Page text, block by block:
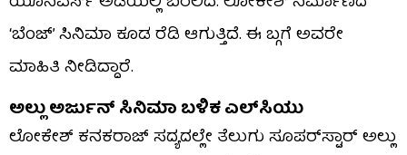
‘ಬೆಂಜ್’ ಸಿನಿಮಾ ಕೂಡ ರೆಡಿ ಆಗುತ್ತಿದೆ. ಈ ಬ್ಗಗೆ ಅವರೇ
ಮಾಹಿತಿ ನೀಡಿದ್ದಾರೆ.
ಅಲ್ಲು ಅರ್ಜುನ್ ಸಿನಿಮಾ ಬಳಿಕ ಎಲ್‌ಸಿಯು
ಲೋಕೇಶ್ ಕನಕರಾಜ್ ಸದ್ಯದಲ್ಲೇ ತೆಲುಗು ಸೂಪರ್‌ಸ್ಟಾರ್ ಅಲ್ಲು